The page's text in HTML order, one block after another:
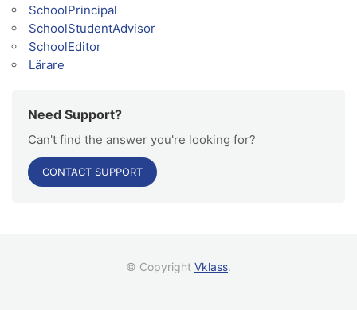
SchoolPrincipal
SchoolStudentAdvisor
SchoolEditor
Lärare
Need Support?
Can't find the answer you're looking for?
CONTACT SUPPORT
© Copyright Vklass.